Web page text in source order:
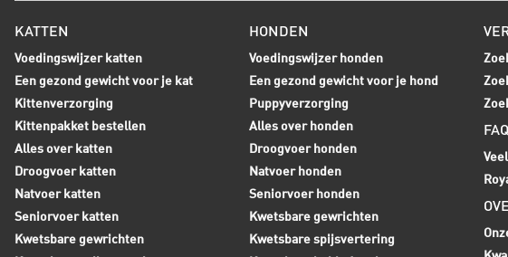
KATTEN
Voedingswijzer katten
Een gezond gewicht voor je kat
Kittenverzorging
Kittenpakket bestellen
Alles over katten
Droogvoer katten
Natvoer katten
Seniorvoer katten
Kwetsbare gewrichten
HONDEN
Voedingswijzer honden
Een gezond gewicht voor je hond
Puppyverzorging
Alles over honden
Droogvoer honden
Natvoer honden
Seniorvoer honden
Kwetsbare gewrichten
Kwetsbare spijsvertering
FAQ